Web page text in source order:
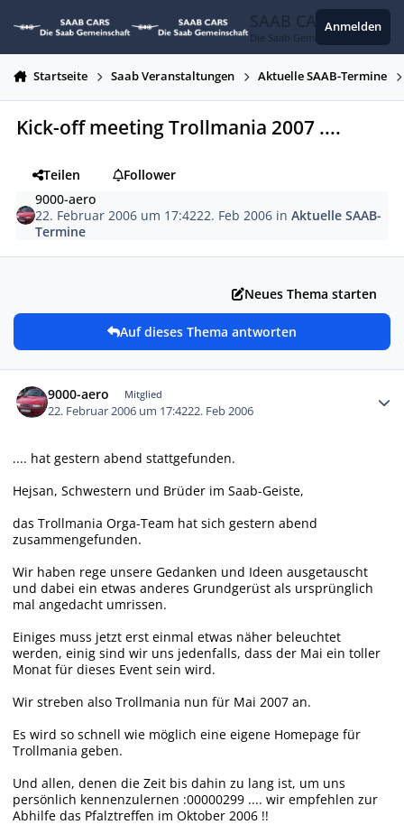
SAAB CARS
Die Saab Gemeinschaft
Anmelden
Startseite Saab Veranstaltungen Aktuelle SAAB-Termine
Kick-off meeting Trollmania 2007 ....
Teilen
Follower
9000-aero
22. Februar 2006 um 17:4222. Feb 2006 inAktuelle SAAB-
Termine
Neues Thema starten
Auf dieses Thema antworten
9000-aero Mitglied
22. Februar 2006 um 17:4222. Feb 2006
.... hat gestern abend stattgefunden.
Hejsan, Schwestern und Brüder im Saab-Geiste,
das Trollmania Orga-Team hat sich gestern abend
zusammengefunden.
Wir haben rege unsere Gedanken und Ideen ausgetauscht
und dabei ein etwas anderes Grundgerüst als ursprünglich
mal angedacht umrissen.
Einiges muss jetzt erst einmal etwas näher beleuchtet
werden, einig sind wir uns jedenfalls, dass der Mai ein toller
Monat für dieses Event sein wird.
Wir streben also Trollmania nun für Mai 2007 an.
Es wird so schnell wie möglich eine eigene Homepage für
Trollmania geben.
Und allen, denen die Zeit bis dahin zu lang ist, um uns
persönlich kennenzulernen :00000299 .... wir empfehlen zur
Abhilfe das Pfalztreffen im Oktober 2006 !!